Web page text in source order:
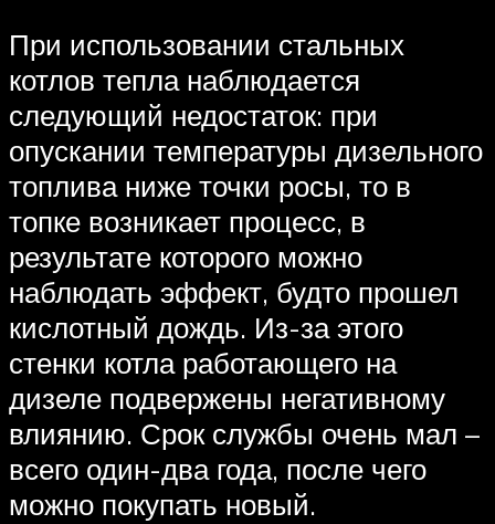
При использовании стальных
котлов тепла наблюдается
следующий недостаток: при
опускании температуры дизельного
топлива ниже точки росы, то в
топке возникает процесс, в
результате которого можно
наблюдать эффект, будто прошел
кислотный дождь. Из-за этого
стенки котла работающего на
дизеле подвержены негативному
влиянию. Срок службы очень мал –
всего один-два года, после чего
можно покупать новый.